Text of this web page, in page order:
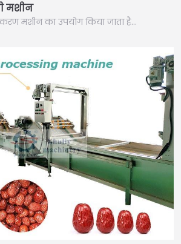
मशीन
मशीन का उपयोग किया जाता है…